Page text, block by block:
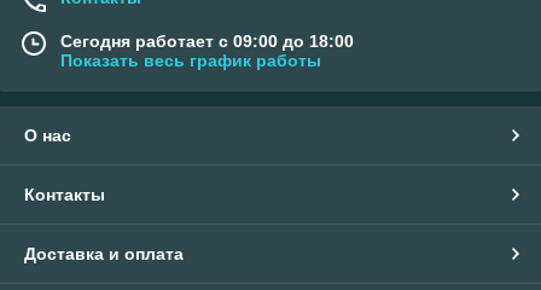
Сегодня работает с 09:00 до 18:00
Показать весь график работы
О нас
Контакты
Доставка и оплата